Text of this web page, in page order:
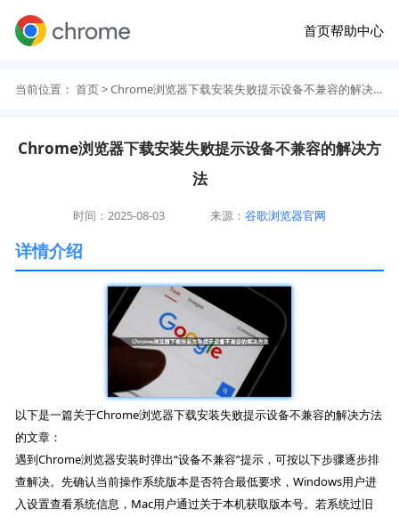
首页帮助中心
当前位置： 首页> Chrome浏览器下载安装失败提示设备不兼容的解决方法
Chrome浏览器下载安装失败提示设备不兼容的解决方
法
时间：2025-08-03 来源：谷歌浏览器官网
详情介绍
以下是一篇关于Chrome浏览器下载安装失败提示设备不兼容的解决方法
的文章：
遇到Chrome浏览器安装时弹出“设备不兼容”提示，可按以下步骤逐步排
查解决。先确认当前操作系统版本是否符合最低要求，Windows用户进
入设置查看系统信息，Mac用户通过关于本机获取版本号。若系统过旧